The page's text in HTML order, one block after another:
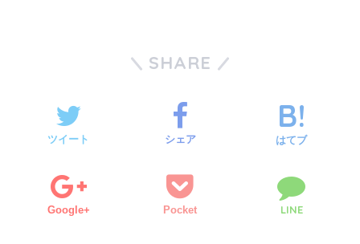
SHARE
ツイート シェア はてブ
Google+ Pocket LINE